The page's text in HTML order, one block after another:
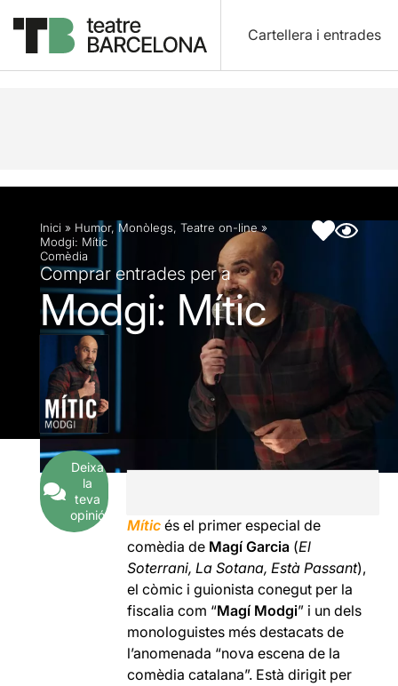
Cartellera i entrades
Descripció Fitxa artística Fotos i vídeos
Inici » Humor, Monòlegs, Teatre on-line »
Modgi: Mític
Comèdia
Comprar entrades per a
Modgi: Mític
Deixa
la
teva
opinió
Mític és el primer especial de
comèdia de Magí Garcia (El
Soterrani, La Sotana, Està Passant),
el còmic i guionista conegut per la
fiscalia com “Magí Modgi” i un dels
monologuistes més destacats de
l’anomenada “nova escena de la
comèdia catalana”. Està dirigit per